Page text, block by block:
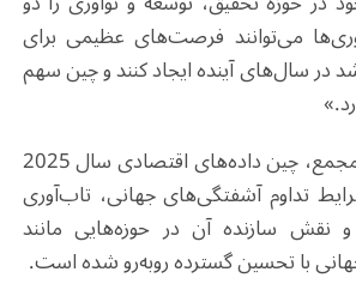
می‌توانند فرصت‌های عظیمی برای
در سال‌های آینده ایجاد کنند و چین سهم
پیش از برگزاری این مجمع، چین داده‌های اقتصادی سال 2025
تداوم آشفتگی‌های جهانی، تاب‌آوری
نقش سازنده آن در حوزه‌هایی مانند
با تحسین گسترده روبه‌رو شده است.